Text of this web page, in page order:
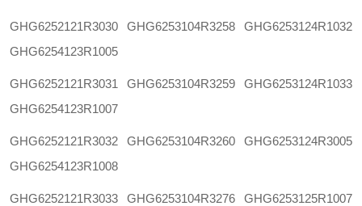
GHG6252121R3030 GHG6253104R3258
GHG6253124R1032
GHG6254123R1005
GHG6252121R3031 GHG6253104R3259
GHG6253124R1033
GHG6254123R1007
GHG6252121R3032 GHG6253104R3260
GHG6253124R3005
GHG6254123R1008
GHG6252121R3033 GHG6253104R3276
GHG6253125R1007